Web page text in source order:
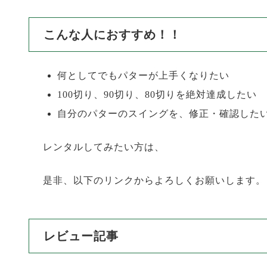
こんな人におすすめ！！
何としてでもパターが上手くなりたい
100切り、90切り、80切りを絶対達成したい
自分のパターのスイングを、修正・確認した
レンタルしてみたい方は、
是非、以下のリンクからよろしくお願いします。
レビュー記事